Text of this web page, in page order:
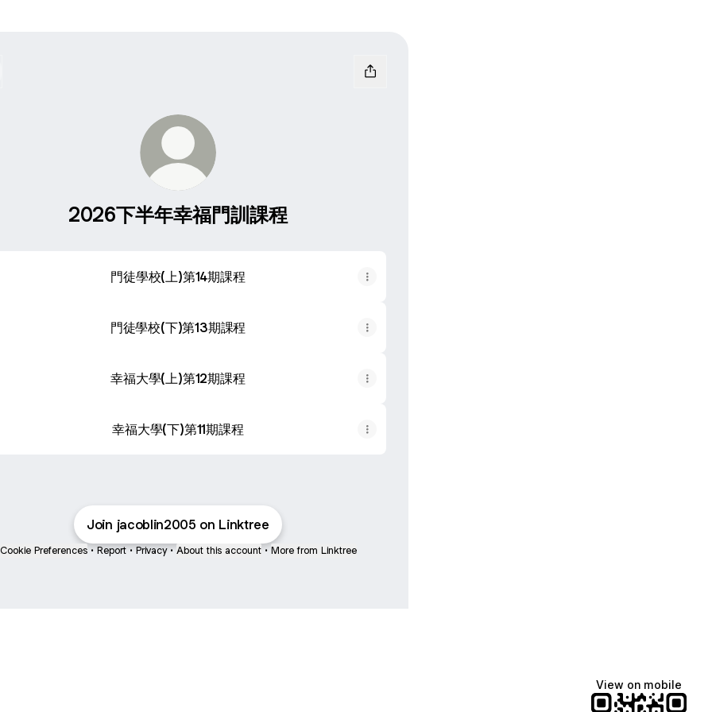
2026下半年幸福門訓課程
門徒學校(上)第14期課程
門徒學校(下)第13期課程
幸福大學(上)第12期課程
幸福大學(下)第11期課程
Join jacoblin2005 on Linktree
Cookie Preferences • Report • Privacy • About this account • More from Linktree
View on mobile